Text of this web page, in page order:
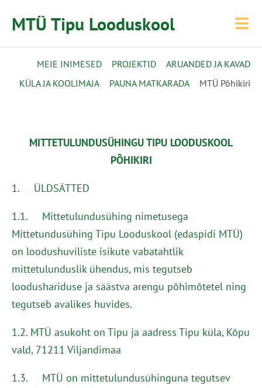
MTÜ Tipu Looduskool
MEIE INIMESED PROJEKTID
ARUANDED JA KAVAD
KÜLA JA KOOLIMAJA
PAUNA MATKARADA MTÜ Põhikiri
MITTETULUNDUSÜHINGU TIPU LOODUSKOOL
PÕHIKIRI
1. ÜLDSÄTTED
1.1. Mittetulundusühing nimetusega
Mittetundusühing Tipu Looduskool (edaspidi MTÜ)
on loodushuviliste isikute vabatahtlik
mittetulunduslik ühendus, mis tegutseb
loodushariduse ja säästva arengu põhimõtetel ning
tegutseb avalikes huvides.
1.2. MTÜ asukoht on Tipu ja aadress Tipu küla, Kõpu
vald, 71211 Viljandimaa
1.3. MTÜ on mittetulundusühinguna tegutsev